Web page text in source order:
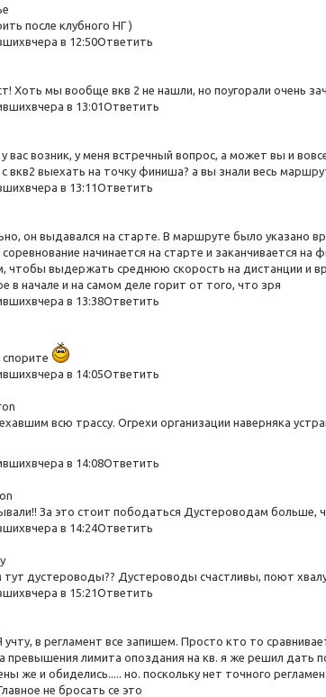
после клубного НГ )
в 12:50Ответить
Хоть мы вообще вкв 2 не нашли, но поугорали очень
в 13:01Ответить
вас возник, у меня встречный вопрос, а может вы и
вкв2 выехать на точку финиша? а вы знали весь
в 13:11Ответить
он выдавался на старте. В маршруте было указано
начинается на старте и заканчивается
чтобы выдержать среднюю скорость на дистанции и
в начале и на самом деле горит от того, что зря
в 13:38Ответить
в 14:05Ответить
всю трассу. Огрехи организации наверняка
в 14:08Ответить
За это стоит пободаться Дустероводам больше,
в 14:24Ответить
дустероводы?? Дустероводы счастливы, поют
в 15:21Ответить
в регламент все запишем. Просто кто то
превышения лимита опоздания на кв. я же решил дать
же и обиделись..... но. поскольку нет точного
не бросать се это